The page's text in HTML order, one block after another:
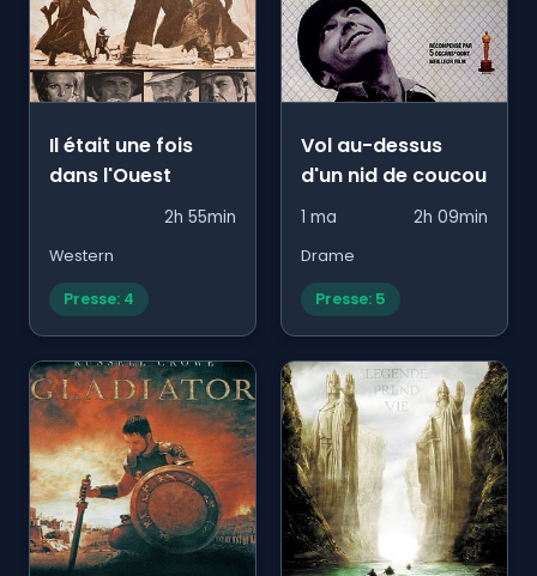
Il était une fois
dans l'Ouest
2h 55min
Western
Presse: 4
Vol au-dessus
d'un nid de coucou
1 ma 2h 09min
Drame
Presse: 5